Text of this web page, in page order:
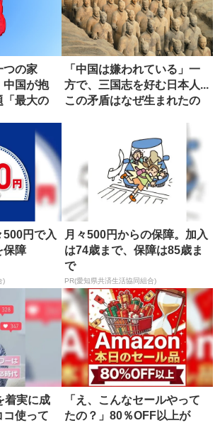
つの家
国が抱
「最大の
「中国は嫌われている」一
方で、三国志を好む日本人...
この矛盾はなぜ生まれたの
500円で入
保障
)
月々500円からの保障。加入
は74歳まで、保障は85歳ま
で
PR(愛知県共済生活協同組合)
着実に成
コ使って
「え、こんなセールやって
たの？」80％OFF以上が